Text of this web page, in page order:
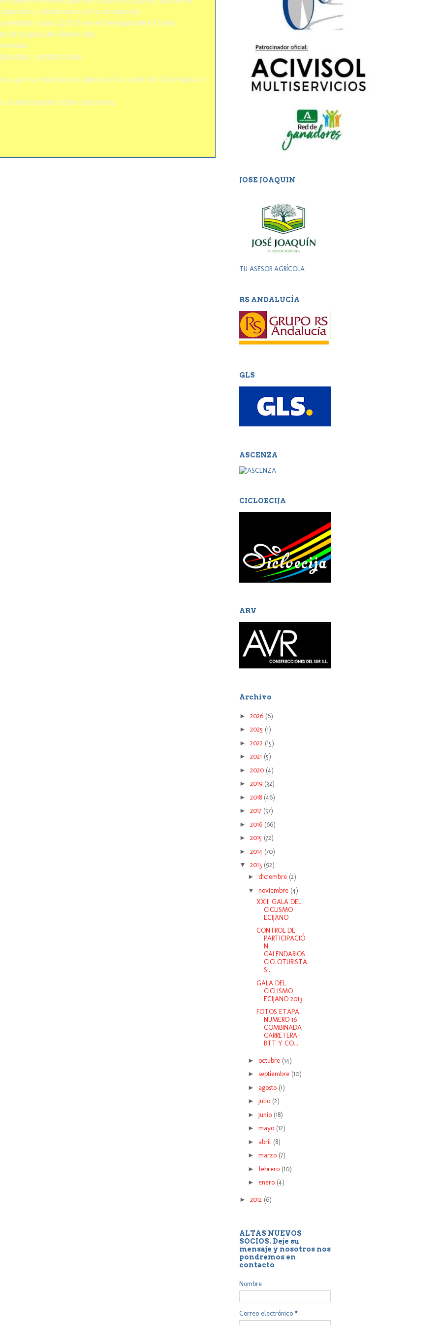
y distinciones de la temporada.
a las 21:00 h en el Restaurante El Genil.
de la gala del último año:
y distinciones.
que se deberán de abonar en la sede del Club hasta el
la información sobre este tema.
JOSE JOAQUIN
TU ASESOR AGRÍCOLA
RS ANDALUCÍA
GLS
ASCENZA
CICLOECIJA
ARV
Archivo
► 2026 (6)
► 2025 (1)
► 2022 (15)
► 2021 (5)
► 2020 (4)
► 2019 (32)
► 2018 (46)
► 2017 (57)
► 2016 (66)
► 2015 (72)
► 2014 (70)
▼ 2013 (92)
► diciembre (2)
▼ noviembre (4)
XXIII GALA DEL
CICLISMO
ECIJANO
CONTROL DE
PARTICIPACIÓ
N
CALENDARIOS
CICLOTURISTA
S...
GALA DEL
CICLISMO
ECIJANO 2013
FOTOS ETAPA
NUMERO 16
COMBINADA
CARRETERA-
BTT Y CO...
► octubre (14)
► septiembre (10)
► agosto (1)
► julio (2)
► junio (18)
► mayo (12)
► abril (8)
► marzo (7)
► febrero (10)
► enero (4)
► 2012 (6)
ALTAS NUEVOS
SOCIOS. Deje su
mensaje y nosotros nos
pondremos en
contacto
Nombre
Correo electrónico *